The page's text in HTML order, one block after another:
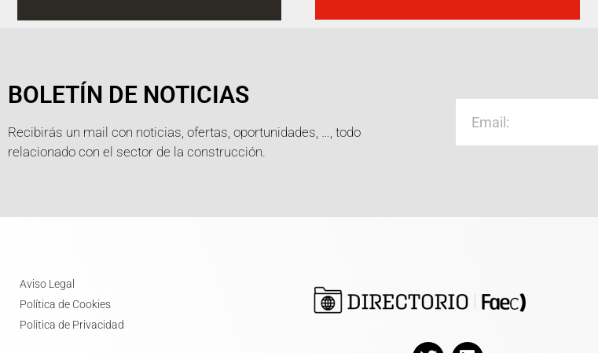
BOLETÍN DE NOTICIAS
Recibirás un mail con noticias, ofertas, oportunidades, …, todo
relacionado con el sector de la construcción.
Aviso Legal
Política de Cookies
Politica de Privacidad